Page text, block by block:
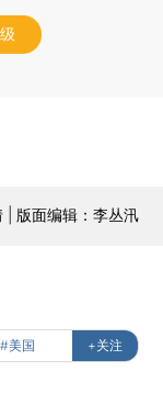
| 版面编辑：李丛汛
#美国 +关注